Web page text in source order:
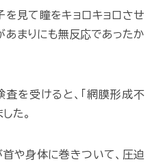
を見て瞳をキョロキョロさせ
あまりにも無反応であったか
を受けると、「網膜形成不
た。
首や身体に巻きついて、圧迫